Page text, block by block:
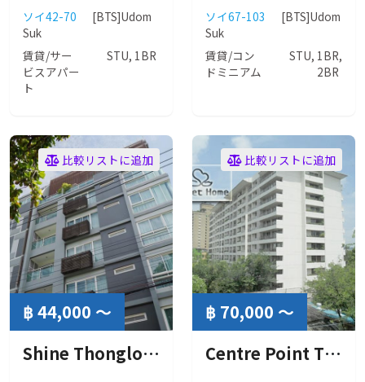
ソイ42-70
[BTS]Udom
Suk
賃貸/サー
ビスアパー
ト
STU, 1BR
ソイ67-103
[BTS]Udom
Suk
賃貸/コン
ドミニアム
STU, 1BR,
2BR
比較リストに追加
฿ 44,000 ～
Shine Thonglor（ シャイン トンロー ）
比較リストに追加
฿ 70,000 ～
Centre Point Thong Lo ( センターポイント トンロー )